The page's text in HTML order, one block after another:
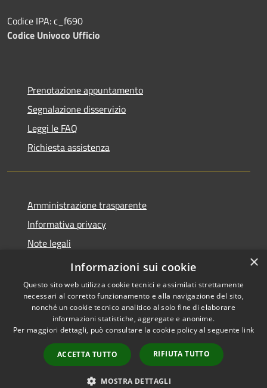
Codice IPA: c_f690
Codice Univoco Ufficio
Prenotazione appuntamento
Segnalazione disservizio
Leggi le FAQ
Richiesta assistenza
Amministrazione trasparente
Informativa privacy
Note legali
Dichiarazione di accessibilità
Accessibilità
Copyright © 2026 • Comune di
Montorio al Vomano • Powered
byMunicipium
Accesso
redazione
×
Informazioni sui cookie
Questo sito web utilizza cookie tecnici e assimilati strettamente
necessari al corretto funzionamento e alla navigazione del sito,
nonché un cookie tecnico analitico al solo fine di elaborare
informazioni statistiche, aggregate e anonime.
Per maggiori dettagli, può consultare la cookie policy al seguente link
ACCETTA TUTTO RIFIUTA TUTTO
MOSTRA DETTAGLI